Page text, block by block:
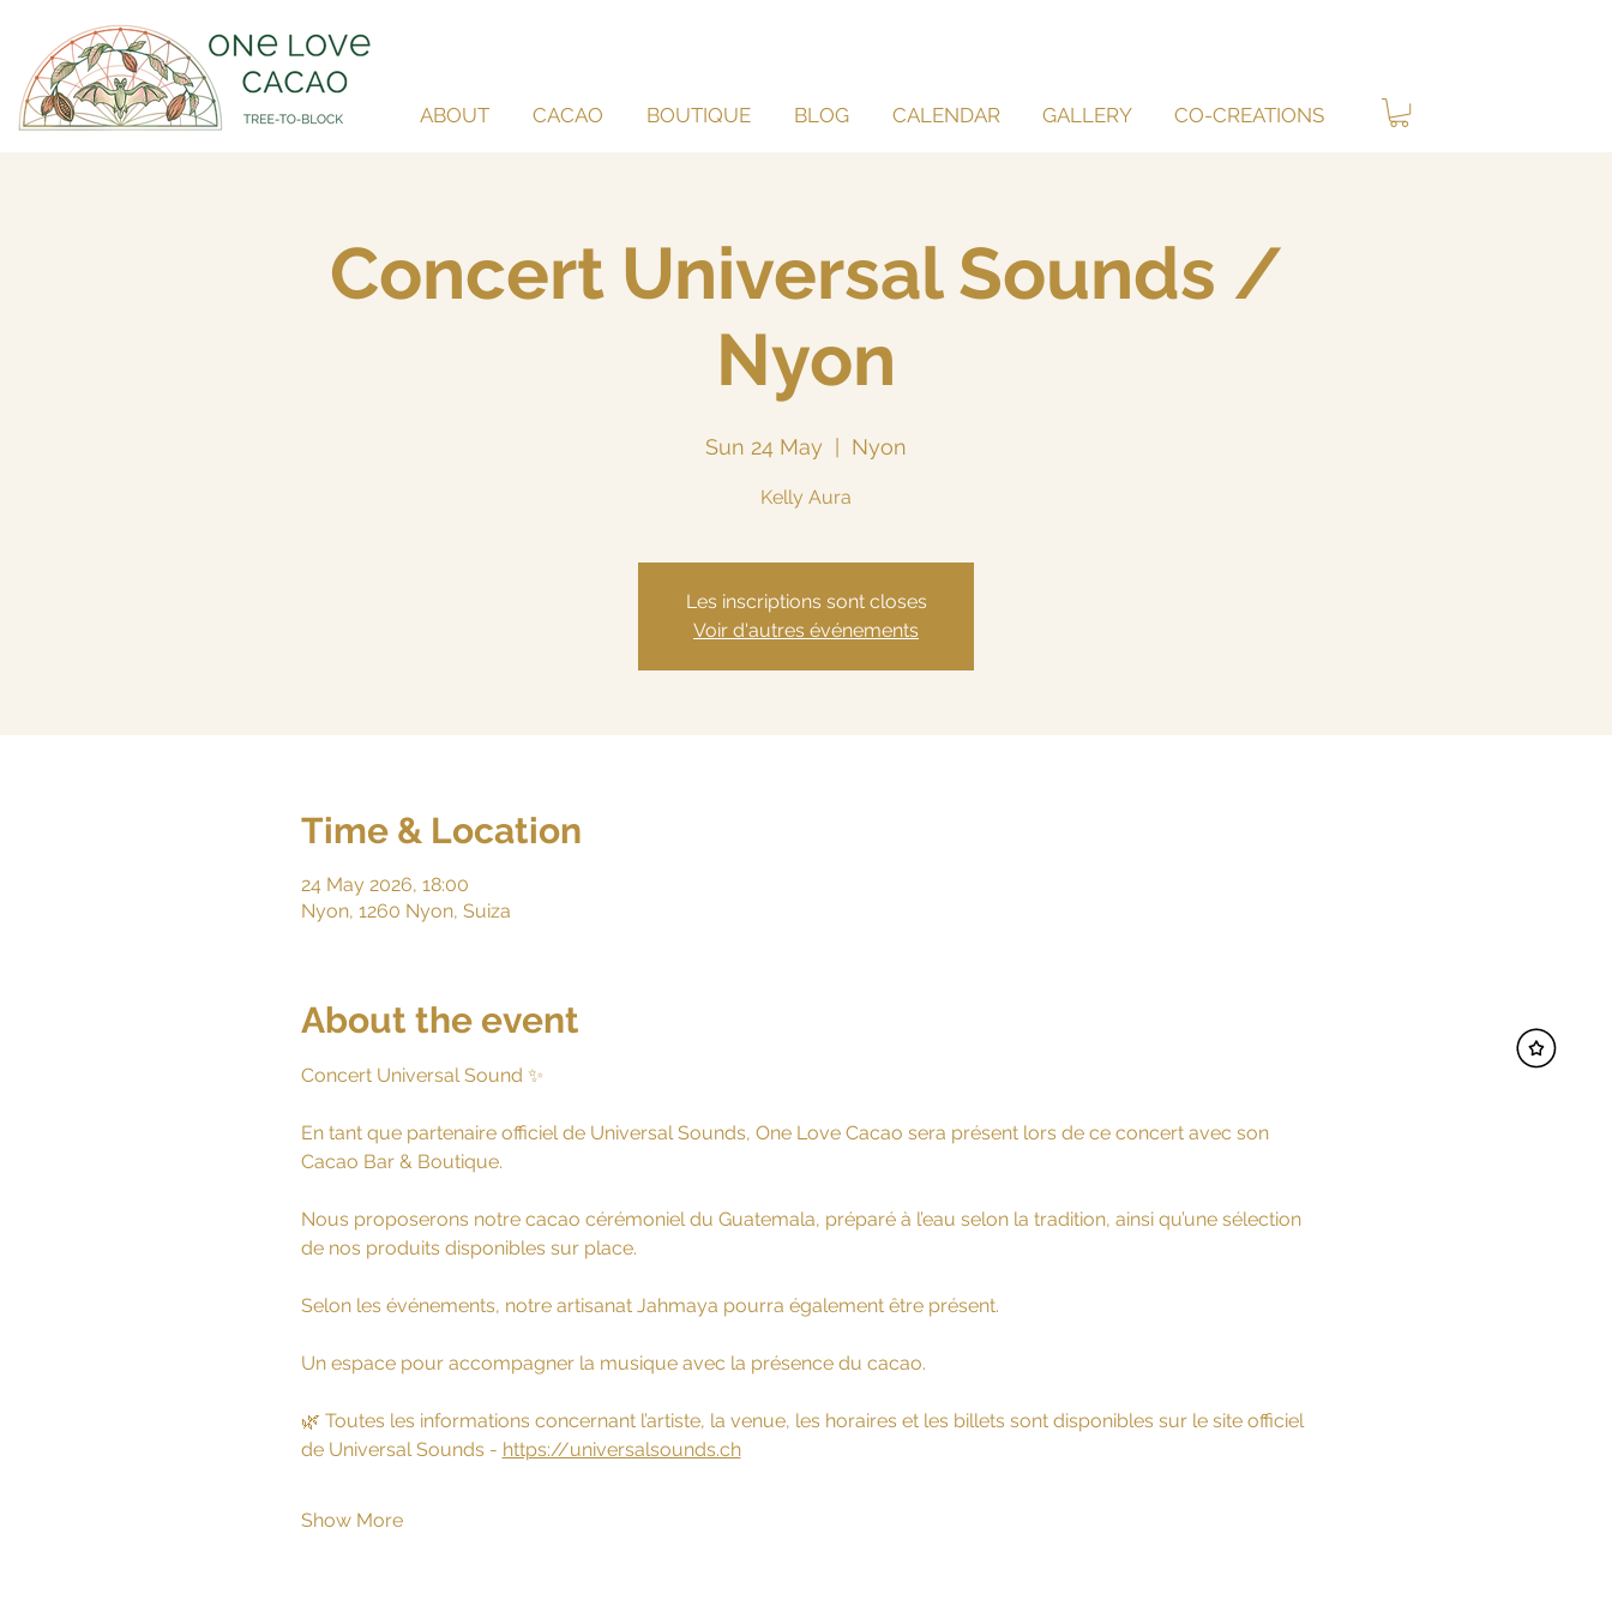
ABOUT CACAO BOUTIQUE BLOG CALENDAR GALLERY CO-CREATIONS
Concert Universal Sounds /
Nyon
Sun 24 May Nyon
Kelly Aura
Les inscriptions sont closes
Voir d'autres événements
Time & Location
24 May 2026, 18:00
Nyon, 1260 Nyon, Suiza
About the event
Concert Universal Sound ✨
En tant que partenaire officiel de Universal Sounds, One Love Cacao sera présent lors de ce concert avec son
Cacao Bar & Boutique.
Nous proposerons notre cacao cérémoniel du Guatemala, préparé à l’eau selon la tradition, ainsi qu’une sélection
de nos produits disponibles sur place.
Selon les événements, notre artisanat Jahmaya pourra également être présent.
Un espace pour accompagner la musique avec la présence du cacao.
🌿 Toutes les informations concernant l’artiste, la venue, les horaires et les billets sont disponibles sur le site officiel
de Universal Sounds - https://universalsounds.ch
Show More